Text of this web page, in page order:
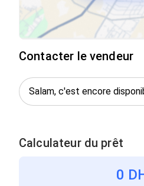
Contacter le vendeur
Calculateur du prêt
0